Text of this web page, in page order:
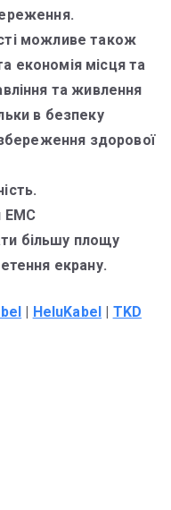
можливе також
економія місця та
та живлення
в безпеку
здорової
ЕМС
більшу площу
екрану.
| HeluKabel | TKD